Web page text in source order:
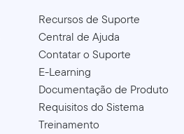
Recursos de Suporte
Central de Ajuda
Contatar o Suporte
E-Learning
Documentação de Produto
Requisitos do Sistema
Treinamento